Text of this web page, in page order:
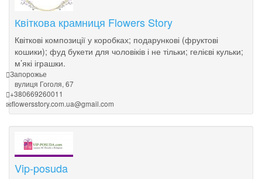
Квіткова крамниця Flowers Story
Квіткові композиції у коробках; подарункові (фруктові
кошики); фуд букети для чоловіків і не тільки; гелієві кульки;
м’які іграшки.
Запорожье
вулиця Гоголя, 67
+380669260011
flowersstory.com.ua@gmail.com
Vip-posuda